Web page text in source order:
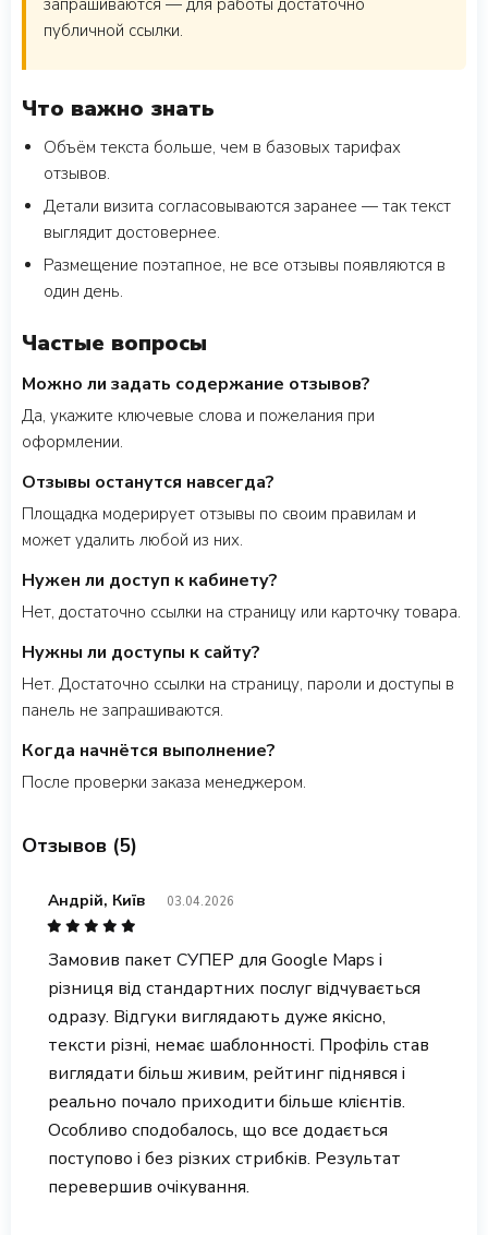
запрашиваются — для работы достаточно
публичной ссылки.
Что важно знать
Объём текста больше, чем в базовых тарифах
отзывов.
Детали визита согласовываются заранее — так текст
выглядит достовернее.
Размещение поэтапное, не все отзывы появляются в
один день.
Частые вопросы
Можно ли задать содержание отзывов?
Да, укажите ключевые слова и пожелания при
оформлении.
Отзывы останутся навсегда?
Площадка модерирует отзывы по своим правилам и
может удалить любой из них.
Нужен ли доступ к кабинету?
Нет, достаточно ссылки на страницу или карточку товара.
Нужны ли доступы к сайту?
Нет. Достаточно ссылки на страницу, пароли и доступы в
панель не запрашиваются.
Когда начнётся выполнение?
После проверки заказа менеджером.
Отзывов (5)
Андрій, Київ 03.04.2026
Замовив пакет СУПЕР для Google Maps і
різниця від стандартних послуг відчувається
одразу. Відгуки виглядають дуже якісно,
тексти різні, немає шаблонності. Профіль став
виглядати більш живим, рейтинг піднявся і
реально почало приходити більше клієнтів.
Особливо сподобалось, що все додається
поступово і без різких стрибків. Результат
перевершив очікування.